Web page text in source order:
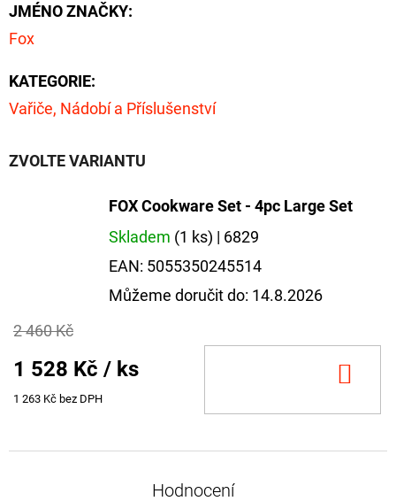
JMÉNO ZNAČKY:
Fox
KATEGORIE:
Vařiče, Nádobí a Příslušenství
ZVOLTE VARIANTU
FOX Cookware Set - 4pc Large Set
Skladem (1 ks) | 6829
EAN: 5055350245514
Můžeme doručit do: 14.8.2026
2 460 Kč
1 528 Kč / ks
1 263 Kč bez DPH
Hodnocení